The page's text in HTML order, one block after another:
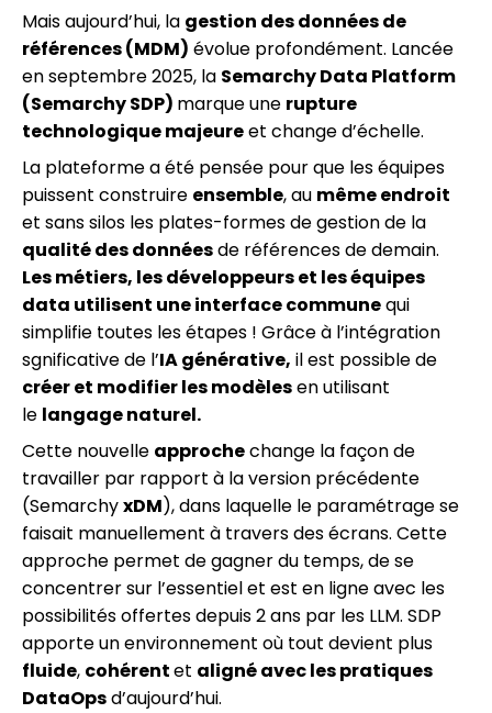
Mais aujourd’hui, la gestion des données de
références (MDM) évolue profondément. Lancée
en septembre 2025, la Semarchy Data Platform
(Semarchy SDP) marque une rupture
technologique majeureet change d’échelle.
La plateforme a été pensée pour que les équipes
puissent construire ensemble, au même endroit
et sans silos les plates-formes de gestion de la
qualité des donnéesde références de demain.
Les métiers, les développeurs et les équipes
data utilisent une interface communequi
simplifie toutes les étapes ! Grâce à l’intégration
sgnificative de l’IA générative, il est possible de
créer et modifier les modèlesen utilisant
le langage naturel.
Cette nouvelle approchechange la façon de
travailler par rapport à la version précédente
(SemarchyxDM), dans laquelle le paramétrage se
faisait manuellement à travers des écrans. Cette
approche permet de gagner du temps, de se
concentrer sur l’essentiel et est en ligne avec les
possibilités offertes depuis 2 ans par les LLM. SDP
apporte un environnement où tout devient plus
fluide, cohérentet aligné avec les pratiques
DataOpsd’aujourd’hui.